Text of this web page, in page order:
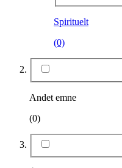
Spirituelt
(0)
Andet emne
(0)